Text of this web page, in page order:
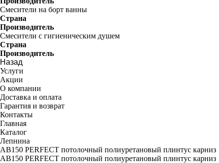
Смесители на борт ванны
Страна
Производитель
Смесители с гигиеническим душем
Страна
Производитель
Назад
Услуги
Акции
О компании
Доставка и оплата
Гарантия и возврат
Контакты
Главная
Каталог
Лепнина
AB150 PERFECT потолочный полиуретановый плинтус карниз
AB150 PERFECT потолочный полиуретановый плинтус карниз